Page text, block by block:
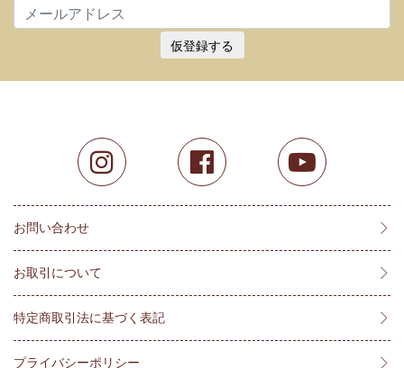
仮登録する
お問い合わせ
お取引について
特定商取引法に基づく表記
プライバシーポリシー